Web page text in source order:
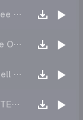
【韩国Bounce】Pump It Up (DJ Coffee Bounce Bootleg)
【韩风收费】Bruno Mars - APT x Take Over Control x Handclap (MARIO MASHUP)
【圣诞快乐】Ariana Grande - Santa Tell Me(Yiyan REMIX)
【韩风弹跳】JENNIE-LIKE JENNIE(ASTER REMIX)